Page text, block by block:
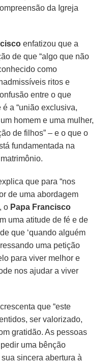
da Igreja
enfatizou que a
de que “algo que não
como
ritos e
entre o que
a “união exclusiva,
homem e uma mulher,
de filhos” – e o que o
fundamentada na
que para “nos
de uma abordagem
, o Papa Francisco
uma atitude de fé e de
que ‘quando alguém
uma petição
para viver melhor e
nos ajudar a viver
que “este
ser valorizado,
gratidão. As pessoas
uma bênção
sincera abertura à